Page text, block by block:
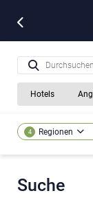
Hotels
4 Regionen
Suche